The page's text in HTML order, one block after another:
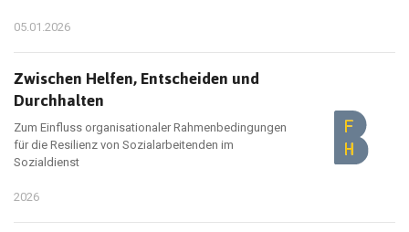
05.01.2026
Zwischen Helfen, Entscheiden und
Durchhalten
Zum Einfluss organisationaler Rahmenbedingungen
für die Resilienz von Sozialarbeitenden im
Sozialdienst
2026